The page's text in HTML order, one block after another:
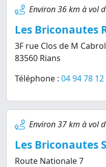
Environ 36 km à vol
Les Briconautes
3F rue Clos de M Cabrol
83560 Rians
Téléphone : 04 94 78 12
Environ 37 km à vol
Les Briconautes
Route Nationale 7